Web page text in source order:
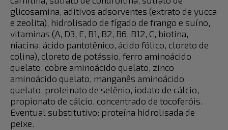
glicosamina, aditivos adsorventes (extrato de yucca
e zeolita), hidrolisado de fígado de frango e suíno,
vitaminas (A, D3, E, B1, B2, B6, B12, C, biotina,
niacina, ácido pantotênico, ácido fólico, cloreto de
colina), cloreto de potássio, ferro aminoácido
quelato, cobre aminoácido quelato, zinco
aminoácido quelato, manganês aminoácido
quelato, proteinato de selênio, iodato de cálcio,
propionato de cálcio, concentrado de tocoferóis.
Eventual substitutivo: proteína hidrolisada de
peixe.